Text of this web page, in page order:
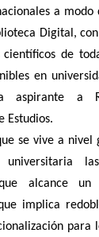
a
Digital,
de
en
aspirante a
Estudios.
se vive a nivel
alcance
implica
para